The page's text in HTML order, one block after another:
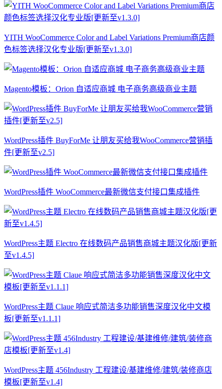
YITH WooCommerce Color and Label Variations Premium商店颜
色标签选择汉化专业版[更新至v1.3.0]
Magento模板：Orion 自适应商城 电子商务高级商业主题
WordPress插件 BuyForMe 让朋友买给我WooCommerce营销插
件[更新至v2.5]
WordPress插件 WooCommerce最新微信支付接口集成插件
WordPress主题 Electro 在线数码产品销售商城主题汉化版[更新
至v1.4.5]
WordPress主题 Claue 响应式简洁多功能销售深度汉化中文模
板[更新至v1.1.1]
WordPress主题 456Industry 工程建设/基建维修/建筑/装修商店
模板[更新至v1.4]